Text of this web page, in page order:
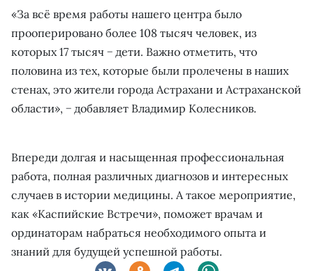
«За всё время работы нашего центра было
прооперировано более 108 тысяч человек, из
которых 17 тысяч − дети. Важно отметить, что
половина из тех, которые были пролечены в наших
стенах, это жители города Астрахани и Астраханской
области», − добавляет Владимир Колесников.
Впереди долгая и насыщенная профессиональная
работа, полная различных диагнозов и интересных
случаев в истории медицины. А такое мероприятие,
как «Каспийские Встречи», поможет врачам и
ординаторам набраться необходимого опыта и
знаний для будущей успешной работы.